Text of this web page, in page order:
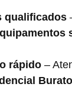
qualificados
rápido –